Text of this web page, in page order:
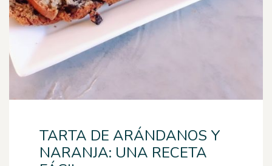
TARTA DE ARÁNDANOS Y
NARANJA: UNA RECETA